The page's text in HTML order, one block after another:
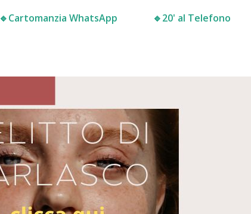
🔹️Cartomanzia WhatsApp 🔹️20' al Telefono